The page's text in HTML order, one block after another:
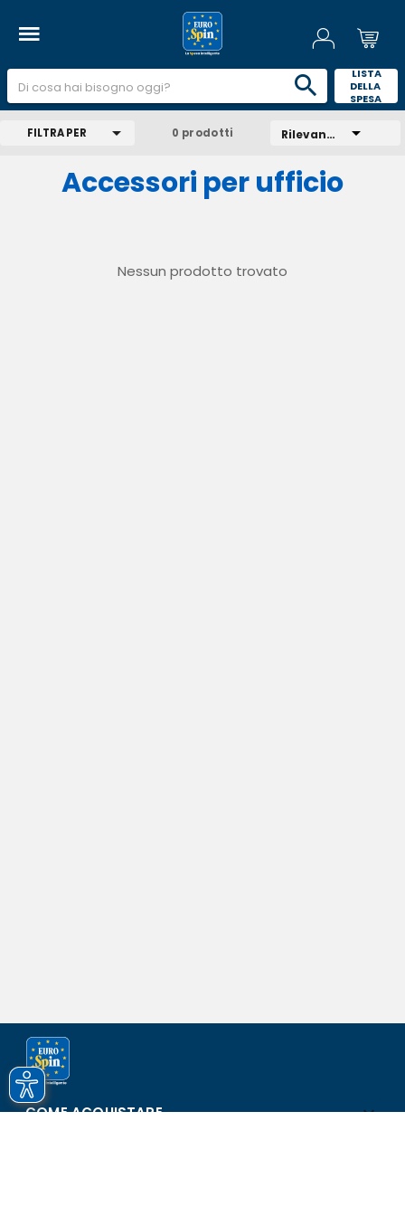
LISTA
DELLA
SPESA
FILTRA PER 0 prodotti Rilevanza
Accessori per ufficio
Nessun prodotto trovato
COME ACQUISTARE